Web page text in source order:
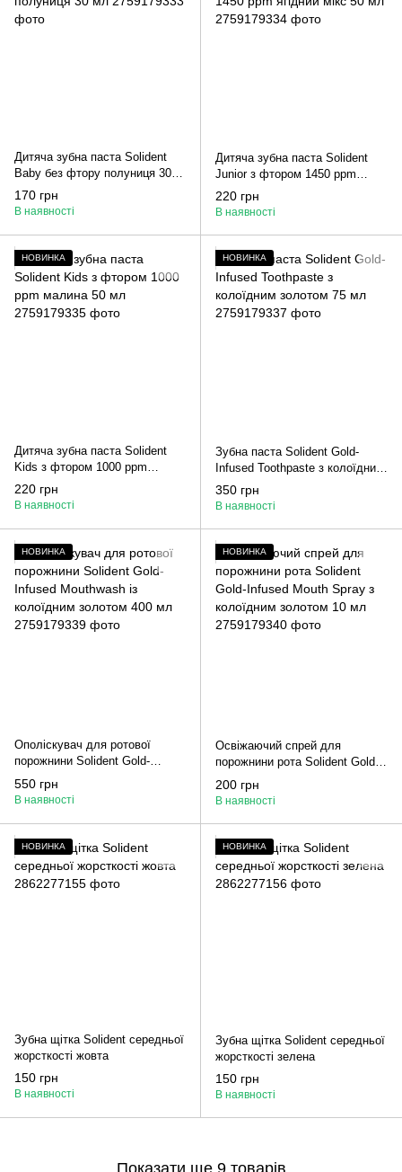
Дитяча зубна паста Solident
Baby без фтору полуниця 30
мл
170 грн
В наявності
Дитяча зубна паста Solident
Junior з фтором 1450 ppm
ягідний мікс 50 мл
220 грн
В наявності
НОВИНКА
Дитяча зубна паста Solident
Kids з фтором 1000 ppm
малина 50 мл
220 грн
В наявності
НОВИНКА
Зубна паста Solident Gold-
Infused Toothpaste з колоїдним
золотом 75 мл
350 грн
В наявності
НОВИНКА
Ополіскувач для ротової
порожнини Solident Gold-
Infused Mouthwash із
колоїдним золотом 400 мл
550 грн
В наявності
НОВИНКА
Освіжаючий спрей для
порожнини рота Solident Gold-
Infused Mouth Spray з
колоїдним золотом 10 мл
200 грн
В наявності
НОВИНКА
Зубна щітка Solident середньої
жорсткості жовта
150 грн
В наявності
НОВИНКА
Зубна щітка Solident середньої
жорсткості зелена
150 грн
В наявності